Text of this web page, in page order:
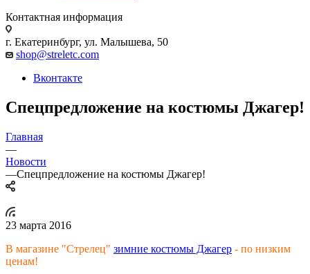
Контактная информация
г. Екатеринбург, ул. Малышева, 50
shop@streletc.com
Вконтакте
Спецпредложение на костюмы Джагер!
Главная
—
Новости
—Спецпредложение на костюмы Джагер!
23 марта 2016
В магазине "Стрелец" зимние костюмы Джагер - по низким
ценам!